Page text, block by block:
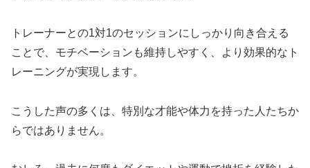
トレーナーとの1対1のセッションにしっかり向き合える
ことで、モチベーションも維持しやすく、より効果的なト
レーニングが実現します。
こうした声の多くは、特別な才能や体力を持った人たちか
らではありません。